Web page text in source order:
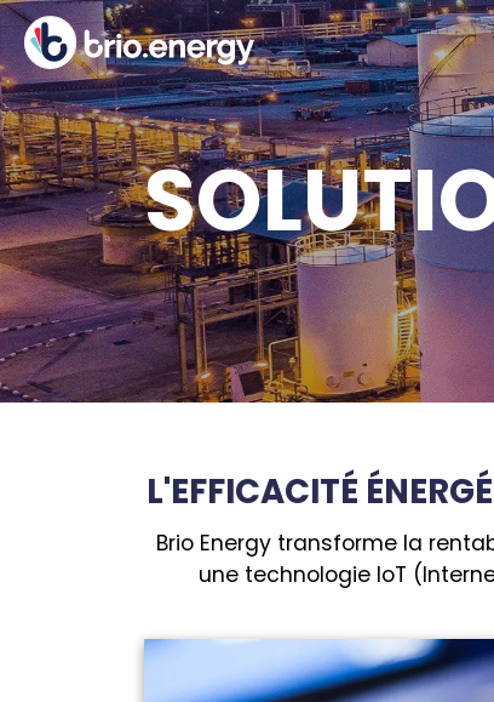
L'EFFICACITÉ
Brio Energy transforme la
une technologie IoT